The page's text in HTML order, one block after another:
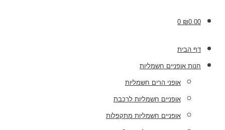
₪0.00
0
דף הבית
חנות אופניים חשמליות
אופני הרים חשמליות
אופניים חשמליות לרכבת
אופניים חשמליות מתקפלות